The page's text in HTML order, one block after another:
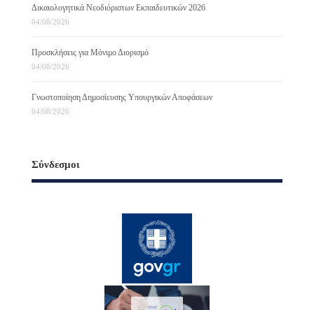
Δικαιολογητικά Νεοδιόριστων Εκπαιδευτικών 2026
04/08/2026
Προσκλήσεις για Μόνιμο Διορισμό
04/08/2026
Γνωστοποίηση Δημοσίευσης Υπουργικών Αποφάσεων
04/08/2026
Σύνδεσμοι